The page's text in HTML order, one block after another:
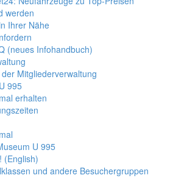
werden
Ihrer Nähe
(neues Infohandbuch)
Mitgliederverwaltung
995
erhalten
U 995
(English)
und andere Besuchergruppen